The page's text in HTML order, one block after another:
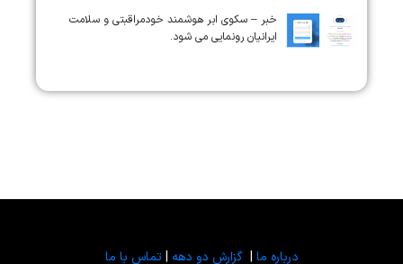
خبر – سکوی ابر هوشمند خودمراقبتی و سلامت
ایرانیان رونمایی می شود.
درباره ما |گزارش دو دهه |تماس با ما